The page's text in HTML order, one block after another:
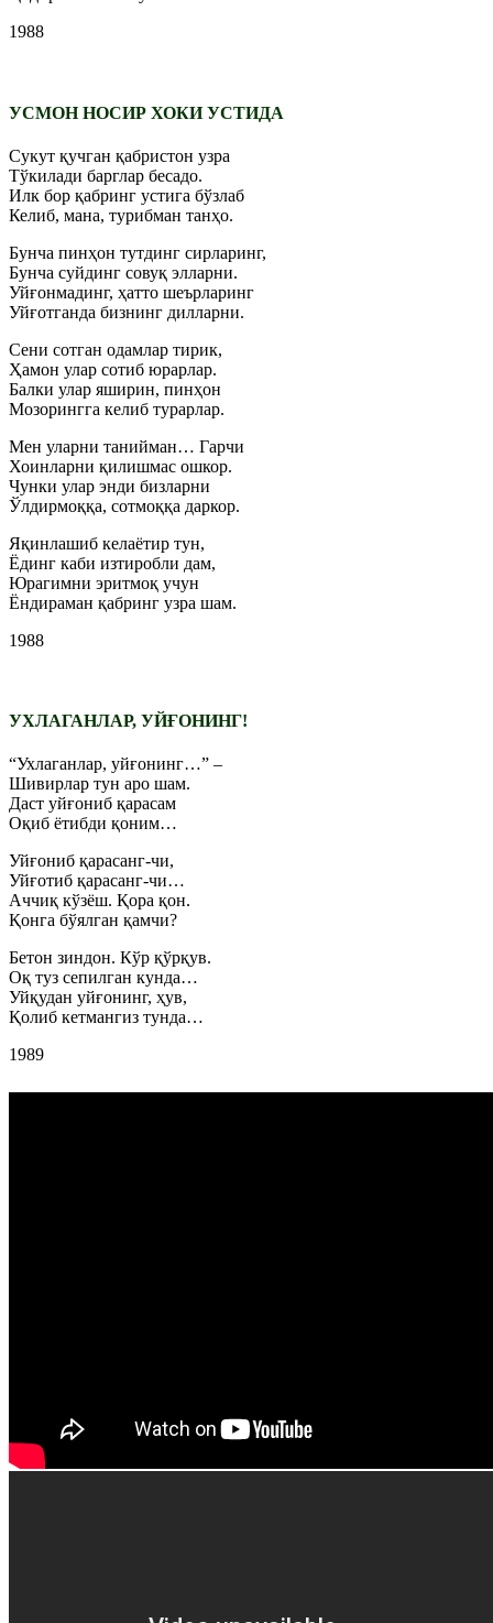
1988
УСМОН НОСИР ХОКИ УСТИДА
Сукут қучган қабристон узра
Тўкилади барглар бесадо.
Илк бор қабринг устига бўзлаб
Келиб, мана, турибман танҳо.
Бунча пинҳон тутдинг сирларинг,
Бунча суйдинг совуқ элларни.
Уйғонмадинг, ҳатто шеърларинг
Уйғотганда бизнинг дилларни.
Сени сотган одамлар тирик,
Ҳамон улар сотиб юрарлар.
Балки улар яширин, пинҳон
Мозорингга келиб турарлар.
Мен уларни танийман… Гарчи
Хоинларни қилишмас ошкор.
Чунки улар энди бизларни
Ўлдирмоққа, сотмоққа даркор.
Яқинлашиб келаётир тун,
Ёдинг каби изтиробли дам,
Юрагимни эритмоқ учун
Ёндираман қабринг узра шам.
1988
УХЛАГАНЛАР, УЙҒОНИНГ!
“Ухлаганлар, уйғонинг…” –
Шивирлар тун аро шам.
Даст уйғониб қарасам
Оқиб ётибди қоним…
Уйғониб қарасанг-чи,
Уйғотиб қарасанг-чи…
Аччиқ кўзёш. Қора қон.
Қонга бўялган қамчи?
Бетон зиндон. Кўр қўрқув.
Оқ туз сепилган кунда…
Уйқудан уйғонинг, ҳув,
Қолиб кетмангиз тунда…
1989